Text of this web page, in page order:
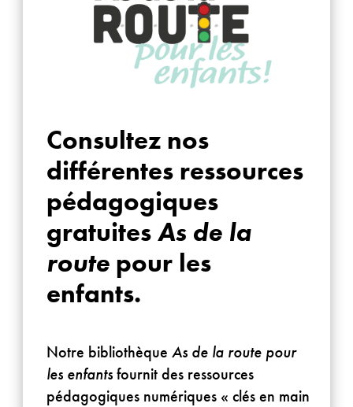
Consultez nos
différentes ressources
pédagogiques
gratuitesAs de la
route pour les
enfants.
Notre bibliothèque As de la route pour
les enfantsfournit des ressources
pédagogiques numériques « clés en main